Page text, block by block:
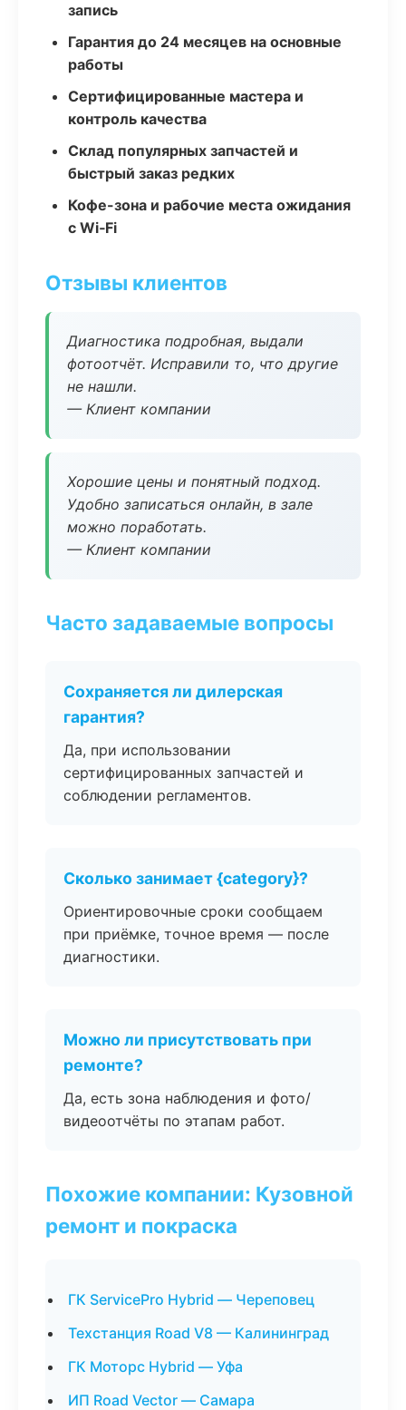
запись
Гарантия до 24 месяцев на основные
работы
Сертифицированные мастера и
контроль качества
Склад популярных запчастей и
быстрый заказ редких
Кофе-зона и рабочие места ожидания
с Wi‑Fi
Отзывы клиентов
Диагностика подробная, выдали
фотоотчёт. Исправили то, что другие
не нашли.
— Клиент компании
Хорошие цены и понятный подход.
Удобно записаться онлайн, в зале
можно поработать.
— Клиент компании
Часто задаваемые вопросы
Сохраняется ли дилерская
гарантия?
Да, при использовании
сертифицированных запчастей и
соблюдении регламентов.
Сколько занимает {category}?
Ориентировочные сроки сообщаем
при приёмке, точное время — после
диагностики.
Можно ли присутствовать при
ремонте?
Да, есть зона наблюдения и фото/
видеоотчёты по этапам работ.
Похожие компании: Кузовной
ремонт и покраска
ГК ServicePro Hybrid — Череповец
Техстанция Road V8 — Калининград
ГК Моторс Hybrid — Уфа
ИП Road Vector — Самара